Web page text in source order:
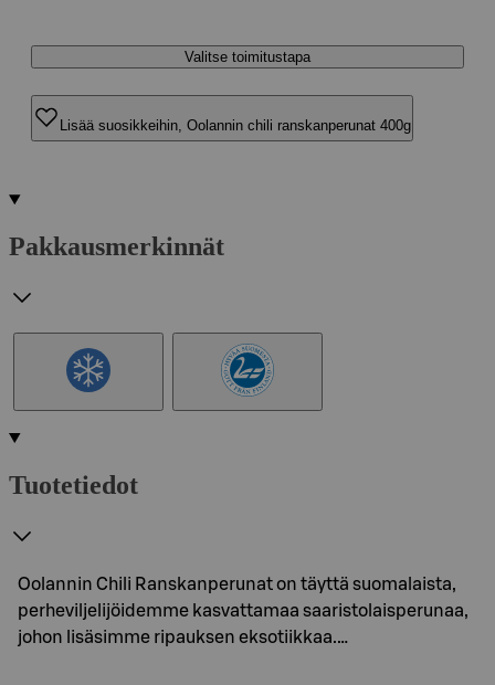
Valitse toimitustapa
Lisää suosikkeihin, Oolannin chili ranskanperunat 400g
Pakkausmerkinnät
Tuotetiedot
Oolannin Chili Ranskanperunat on täyttä suomalaista,
perheviljelijöidemme kasvattamaa saaristolaisperunaa,
johon lisäsimme ripauksen eksotiikkaa.…